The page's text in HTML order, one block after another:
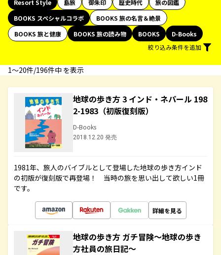
Resort Style
島旅 御朱印 歴史時代
旅の図鑑
BOOKS スペシャルコラボ
BOOKS 旅の名言＆絶景
BOOKS 旅と健康
BOOKS 旅の読み物 BOOKS
D-Books
絞り込み条件を追加
1〜20件/196件中 を表示
地球の歩き方 3 インド・ネパール 198
2-1983（初版復刻版）
D-Books
2018.12.20 発売
1981年、旅人のバイブルとして登場した地球の歩き方インド
の初版が復刻版で再登場！ 当時の旅を思い出して欲しい1冊
です。
詳細を見る
地球の歩き方 ガチ冒険～地球の歩き
方社員の旅日記～